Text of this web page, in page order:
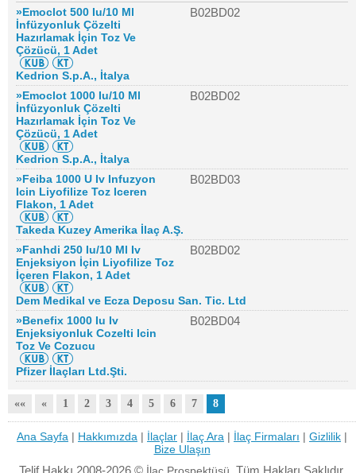
»Emoclot 500 Iu/10 Ml
İnfüzyonluk Çözelti
Hazırlamak İçin Toz Ve
Çözücü, 1 Adet
B02BD02
Kedrion S.p.A., İtalya
»Emoclot 1000 Iu/10 Ml
İnfüzyonluk Çözelti
Hazırlamak İçin Toz Ve
Çözücü, 1 Adet
B02BD02
Kedrion S.p.A., İtalya
»Feiba 1000 U Iv Infuzyon
Icin Liyofilize Toz Iceren
Flakon, 1 Adet
B02BD03
Takeda Kuzey Amerika İlaç A.Ş.
»Fanhdi 250 Iu/10 Ml Iv
Enjeksiyon İçin Liyofilize Toz
İçeren Flakon, 1 Adet
B02BD02
Dem Medikal ve Ecza Deposu San. Tic. Ltd
»Benefix 1000 Iu Iv
Enjeksiyonluk Cozelti Icin
Toz Ve Cozucu
B02BD04
Pfizer İlaçları Ltd.Şti.
«« « 1 2 3 4 5 6 7 8
Ana Sayfa | Hakkımızda | İlaçlar | İlaç Ara | İlaç Firmaları | Gizlilik |
Bize Ulaşın
Telif Hakkı 2008-2026 © Tüm Hakları Saklıdır.